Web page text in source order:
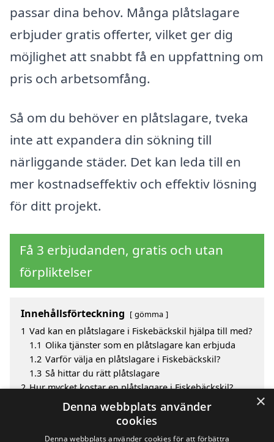
passar dina behov. Många plåtslagare
erbjuder gratis offerter, vilket ger dig
möjlighet att snabbt få en uppfattning om
pris och arbetsomfång.
Så om du behöver en plåtslagare, tveka
inte att expandera din sökning till
närliggande städer. Det kan leda till en
mer kostnadseffektiv och effektiv lösning
för ditt projekt.
Få 3 erbjudanden, gratis och utan
förpliktelser
Innehållsförteckning gömma
1 Vad kan en plåtslagare i Fiskebäckskil hjälpa till med?
1.1 Olika tjänster som en plåtslagare kan erbjuda
1.2 Varför välja en plåtslagare i Fiskebäckskil?
1.3 Så hittar du rätt plåtslagare
2 Hur mycket kostar en plåtslagare i Fiskebäckskil?
Fördelar med att välja plåtslagare i Fiskebäckskil
Sök efter en skicklig plåtslagare i de omgivande
×
Denna webbplats använder
cookies
Denna webbplats använder cookies för att förbättra